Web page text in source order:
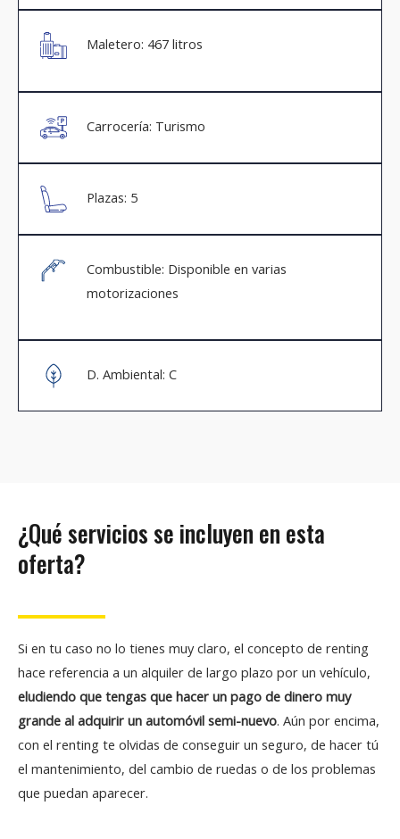
Maletero: 467 litros
Carrocería: Turismo
Plazas: 5
Combustible: Disponible en varias
motorizaciones
D. Ambiental: C
¿Qué servicios se incluyen en esta
oferta?
Si en tu caso no lo tienes muy claro, el concepto de renting
hace referencia a un alquiler de largo plazo por un vehículo,
eludiendo que tengas que hacer un pago de dinero muy
grande al adquirir un automóvil semi-nuevo. Aún por encima,
con el renting te olvidas de conseguir un seguro, de hacer tú
el mantenimiento, del cambio de ruedas o de los problemas
que puedan aparecer.